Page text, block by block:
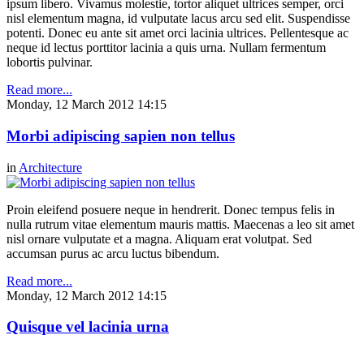
ipsum libero. Vivamus molestie, tortor aliquet ultrices semper, orci
nisl elementum magna, id vulputate lacus arcu sed elit. Suspendisse
potenti. Donec eu ante sit amet orci lacinia ultrices. Pellentesque ac
neque id lectus porttitor lacinia a quis urna. Nullam fermentum
lobortis pulvinar.
Read more...
Monday, 12 March 2012 14:15
Morbi adipiscing sapien non tellus
in Architecture
Proin eleifend posuere neque in hendrerit. Donec tempus felis in
nulla rutrum vitae elementum mauris mattis. Maecenas a leo sit amet
nisl ornare vulputate et a magna. Aliquam erat volutpat. Sed
accumsan purus ac arcu luctus bibendum.
Read more...
Monday, 12 March 2012 14:15
Quisque vel lacinia urna